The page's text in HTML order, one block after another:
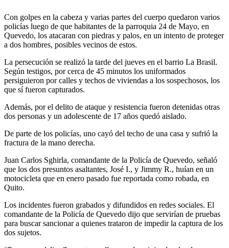
Con golpes en la cabeza y varias partes del cuerpo quedaron varios
policías luego de que habitantes de la parroquia 24 de Mayo, en
Quevedo, los atacaran con piedras y palos, en un intento de proteger
a dos hombres, posibles vecinos de estos.
La persecución se realizó la tarde del jueves en el barrio La Brasil.
Según testigos, por cerca de 45 minutos los uniformados
persiguieron por calles y techos de viviendas a los sospechosos, los
que sí fueron capturados.
Además, por el delito de ataque y resistencia fueron detenidas otras
dos personas y un adolescente de 17 años quedó aislado.
De parte de los policías, uno cayó del techo de una casa y sufrió la
fractura de la mano derecha.
Juan Carlos Sghirla, comandante de la Policía de Quevedo, señaló
que los dos presuntos asaltantes, José I., y Jimmy R., huían en un
motocicleta que en enero pasado fue reportada como robada, en
Quito.
Los incidentes fueron grabados y difundidos en redes sociales. El
comandante de la Policía de Quevedo dijo que servirían de pruebas
para buscar sancionar a quienes trataron de impedir la captura de los
dos sujetos.